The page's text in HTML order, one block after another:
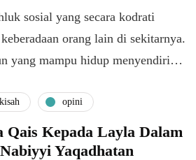
sosial yang secara kodrati
orang lain di sekitarnya.
yang mampu hidup menyendiri…
kisah opini
Kepada Layla Dalam
Yaqadhatan